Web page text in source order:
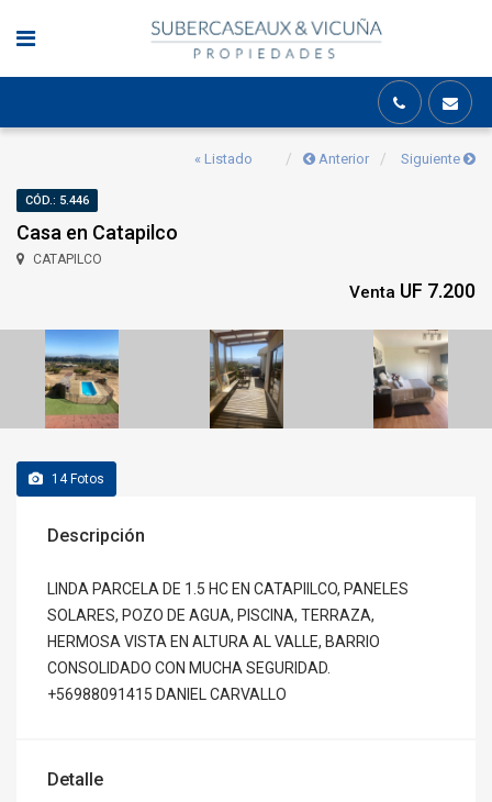
« Listado Anterior Siguiente
CÓD.: 5.446
Casa en Catapilco
CATAPILCO
Venta UF 7.200
14Fotos
Descripción
LINDA PARCELA DE 1.5 HC EN CATAPIILCO, PANELES
SOLARES, POZO DE AGUA, PISCINA, TERRAZA,
HERMOSA VISTA EN ALTURA AL VALLE, BARRIO
CONSOLIDADO CON MUCHA SEGURIDAD.
+56988091415 DANIEL CARVALLO
Detalle